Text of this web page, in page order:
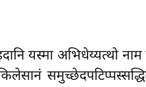
यस्मा अभिधेय्यत्थो